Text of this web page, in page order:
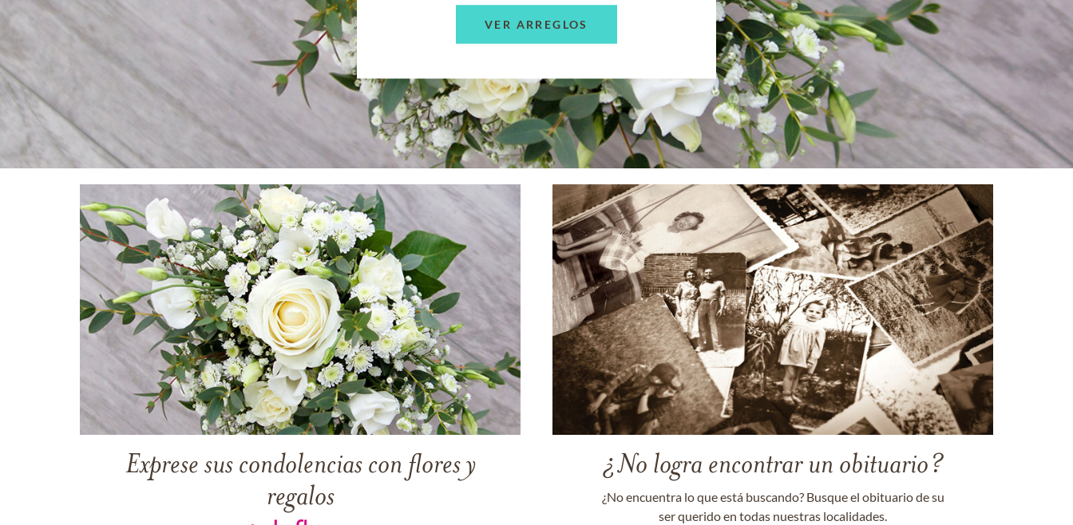
VER ARREGLOS
Exprese sus condolencias con flores y
regalos
¿No logra encontrar un obituario?
¿No encuentra lo que está buscando? Busque el obituario de su
ser querido en todas nuestras localidades.